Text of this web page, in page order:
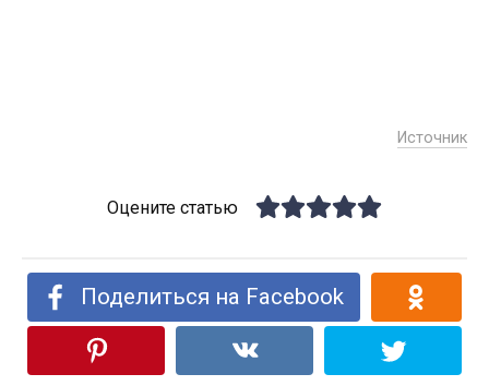
Источник
Оцените статью
Поделиться на Facebook